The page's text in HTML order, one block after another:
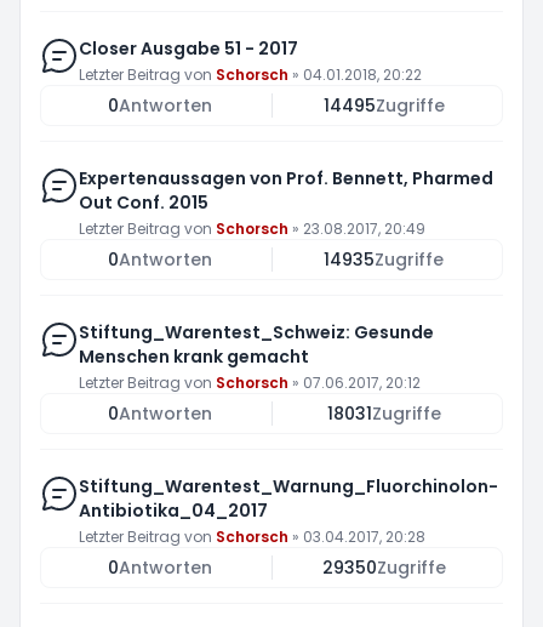
Closer Ausgabe 51 - 2017
Letzter Beitrag von Schorsch » 04.01.2018, 20:22
0Antworten 14495Zugriffe
Expertenaussagen von Prof. Bennett, Pharmed
Out Conf. 2015
Letzter Beitrag von Schorsch » 23.08.2017, 20:49
0Antworten 14935Zugriffe
Stiftung_Warentest_Schweiz: Gesunde
Menschen krank gemacht
Letzter Beitrag von Schorsch » 07.06.2017, 20:12
0Antworten 18031Zugriffe
Stiftung_Warentest_Warnung_Fluorchinolon-
Antibiotika_04_2017
Letzter Beitrag von Schorsch » 03.04.2017, 20:28
0Antworten 29350Zugriffe